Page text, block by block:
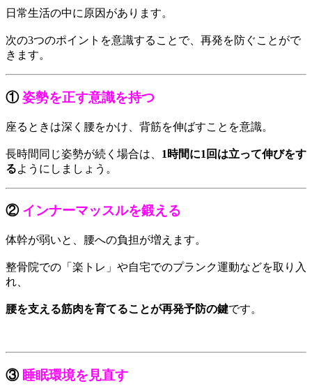
日常生活の中に原因があります。
次の3つのポイントを意識することで、再発を防ぐことがで
きます。
①姿勢を正す意識を持つ
座るときは深く腰をかけ、背筋を伸ばすことを意識。
長時間同じ姿勢が続く場合は、 1時間に1回は立って伸びをす
るようにしましょう。
② インナーマッスルを鍛える
体幹が弱いと、腰への負担が増えます。
整骨院での「楽トレ」や自宅でのプランク運動などを取り入
れ、
腰を支える筋肉を育てることが再発予防の鍵です。
③ 睡眠環境を見直す